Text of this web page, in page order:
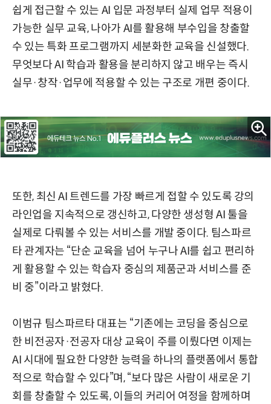
쉽게 접근할 수 있는 AI 입문 과정부터 실제 업무 적용이
가능한 실무 교육, 나아가 AI를 활용해 부수입을 창출할
수 있는 특화 프로그램까지 세분화한 교육을 신설했다.
무엇보다 AI 학습과 활용을 분리하지 않고 배우는 즉시
실무·창작·업무에 적용할 수 있는 구조로 개편 중이다.
또한, 최신 AI 트렌드를 가장 빠르게 접할 수 있도록 강의
라인업을 지속적으로 갱신하고, 다양한 생성형 AI 툴을
실제로 다뤄볼 수 있는 서비스를 개발 중이다. 팀스파르
타 관계자는 “단순 교육을 넘어 누구나 AI를 쉽고 편리하
게 활용할 수 있는 학습자 중심의 제품군과 서비스를 준
비 중”이라고 밝혔다.
이범규 팀스파르타 대표는 “기존에는 코딩을 중심으로
한 비전공자·전공자 대상 교육이 주를 이뤘다면 이제는
AI 시대에 필요한 다양한 능력을 하나의 플랫폼에서 통합
적으로 학습할 수 있다”며, “보다 많은 사람이 새로운 기
회를 창출할 수 있도록, 이들의 커리어 여정을 함께하며